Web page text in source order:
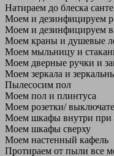
Натираем до блеска
Моем и дезинфицируем
Моем и дезинфицируем
Моем краны и душевые
Моем мыльницу и
Моем дверные ручки и
Моем зеркала и
Пылесосим пол
Моем пол и плинтуса
Моем розетки/
Моем шкафы внутри при
Моем шкафы сверху
Моем настенный кафель
Протираем от пыли все